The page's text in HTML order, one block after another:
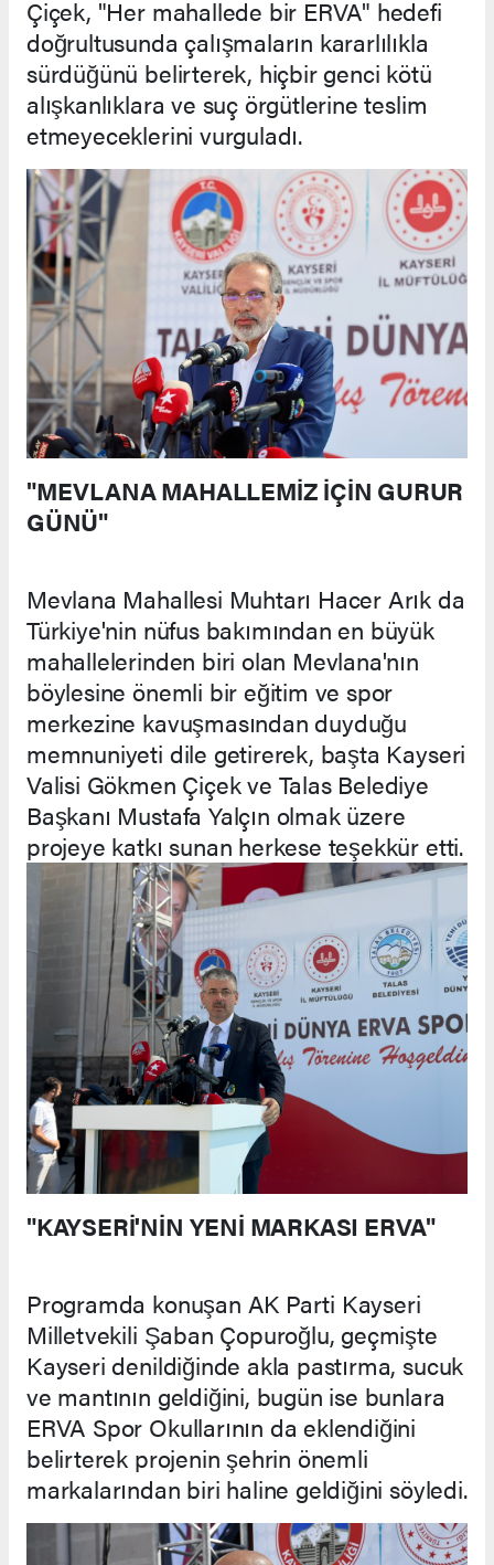
Çiçek, "Her mahallede bir ERVA" hedefi
doğrultusunda çalışmaların kararlılıkla
sürdüğünü belirterek, hiçbir genci kötü
alışkanlıklara ve suç örgütlerine teslim
etmeyeceklerini vurguladı.
"MEVLANA MAHALLEMİZ İÇİN GURUR
GÜNÜ"
Mevlana Mahallesi Muhtarı Hacer Arık da
Türkiye'nin nüfus bakımından en büyük
mahallelerinden biri olan Mevlana'nın
böylesine önemli bir eğitim ve spor
merkezine kavuşmasından duyduğu
memnuniyeti dile getirerek, başta Kayseri
Valisi Gökmen Çiçek ve Talas Belediye
Başkanı Mustafa Yalçın olmak üzere
projeye katkı sunan herkese teşekkür etti.
"KAYSERİ'NİN YENİ MARKASI ERVA"
Programda konuşan AK Parti Kayseri
Milletvekili Şaban Çopuroğlu, geçmişte
Kayseri denildiğinde akla pastırma, sucuk
ve mantının geldiğini, bugün ise bunlara
ERVA Spor Okullarının da eklendiğini
belirterek projenin şehrin önemli
markalarından biri haline geldiğini söyledi.